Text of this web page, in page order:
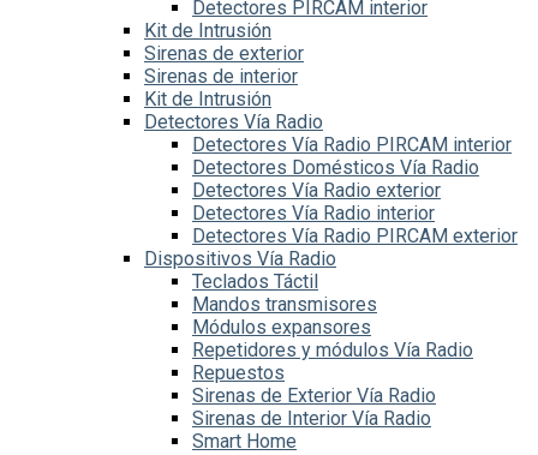
Detectores PIRCAM interior
Kit de Intrusión
Sirenas de exterior
Sirenas de interior
Kit de Intrusión
Detectores Vía Radio
Detectores Vía Radio PIRCAM interior
Detectores Domésticos Vía Radio
Detectores Vía Radio exterior
Detectores Vía Radio interior
Detectores Vía Radio PIRCAM exterior
Dispositivos Vía Radio
Teclados Táctil
Mandos transmisores
Módulos expansores
Repetidores y módulos Vía Radio
Repuestos
Sirenas de Exterior Vía Radio
Sirenas de Interior Vía Radio
Smart Home